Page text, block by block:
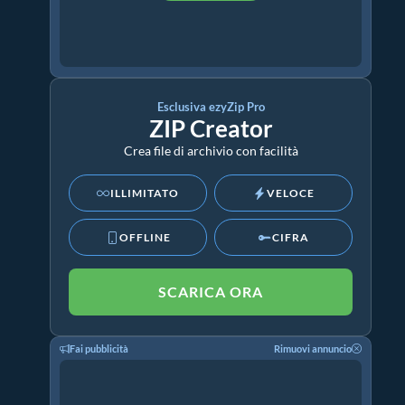
Esclusiva ezyZip Pro
ZIP Creator
Crea file di archivio con facilità
ILLIMITATO VELOCE
OFFLINE CIFRA
SCARICA ORA
Fai pubblicità Rimuovi annuncio